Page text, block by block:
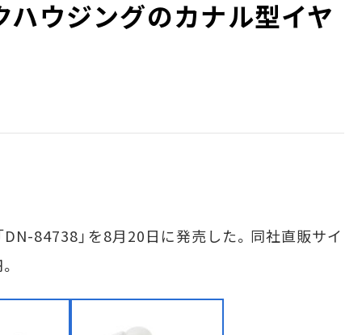
ハウジングのカナル型イヤ
84738」を8月20日に発売した。同社直販サイ